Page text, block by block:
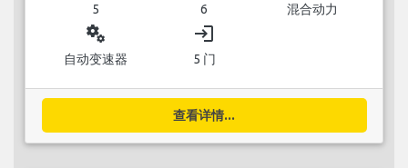
5 6 混合动力
miscellaneous_services
自动变速器
login
5 门
查看详情...